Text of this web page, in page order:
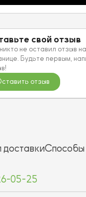
свой отзыв
не оставил отзыв
Будьте первым,
отзыв
доставкиСпособы
05-25